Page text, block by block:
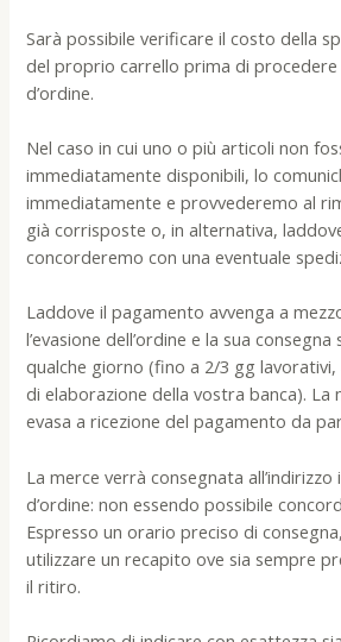
Sarà possibile verificare il costo della
del proprio carrello prima di procedere
d’ordine.
Nel caso in cui uno o più articoli non
immediatamente disponibili, lo
immediatamente e provvederemo al
già corrisposte o, in alternativa,
concorderemo con una eventuale
Laddove il pagamento avvenga a
l’evasione dell’ordine e la sua
qualche giorno (fino a 2/3 gg
di elaborazione della vostra banca). La
evasa a ricezione del pagamento da
La merce verrà consegnata
d’ordine: non essendo possibile
Espresso un orario preciso di
utilizzare un recapito ove sia sempre
il ritiro.